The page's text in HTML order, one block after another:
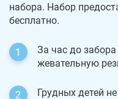
набора. Набор
бесплатно.
За час до забора
жевательную
Грудных детей